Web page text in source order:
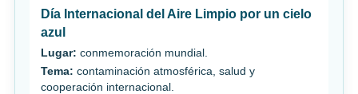
Día Internacional del Aire Limpio por un cielo
azul
Lugar: conmemoración mundial.
Tema: contaminación atmosférica, salud y
cooperación internacional.